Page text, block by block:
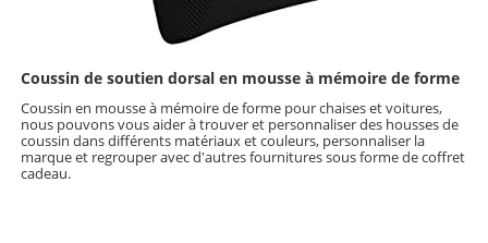
Coussin de soutien dorsal en mousse à mémoire de forme
Coussin en mousse à mémoire de forme pour chaises et voitures,
nous pouvons vous aider à trouver et personnaliser des housses de
coussin dans différents matériaux et couleurs, personnaliser la
marque et regrouper avec d'autres fournitures sous forme de coffret
cadeau.